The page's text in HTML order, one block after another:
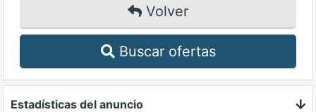
Volver
Buscar ofertas
Estadísticas del anuncio